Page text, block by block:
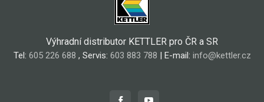
Výhradní distributor KETTLER pro ČR a SR
Tel: 605 226 688 , Servis: 603 883 788 | E-mail: info@kettler.cz